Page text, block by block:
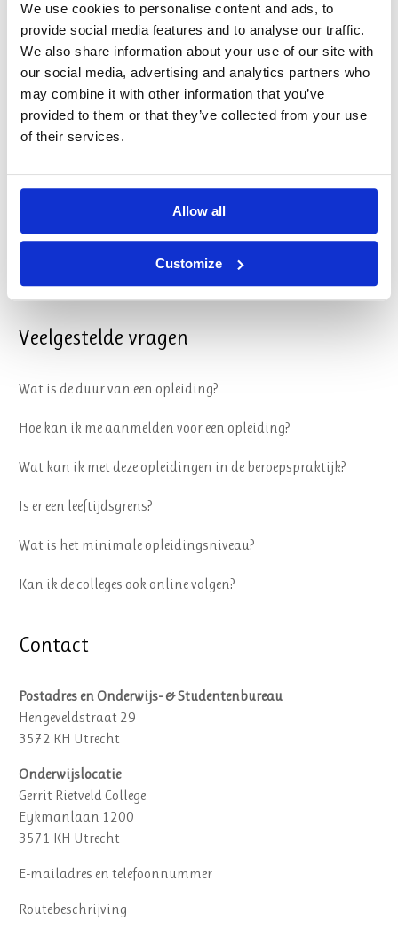
We use cookies to personalise content and ads, to
provide social media features and to analyse our traffic.
We also share information about your use of our site with
our social media, advertising and analytics partners who
may combine it with other information that you’ve
provided to them or that they’ve collected from your use
of their services.
Allow all
Customize
Over ons
Visie & Missie
Organisatie
Sociale veiligheid
Veelgestelde vragen
Wat is de duur van een opleiding?
Hoe kan ik me aanmelden voor een opleiding?
Wat kan ik met deze opleidingen in de beroepspraktijk?
Is er een leeftijdsgrens?
Wat is het minimale opleidingsniveau?
Kan ik de colleges ook online volgen?
Contact
Postadres en Onderwijs- & Studentenbureau
Hengeveldstraat 29
3572 KH Utrecht
Onderwijslocatie
Gerrit Rietveld College
Eykmanlaan 1200
3571 KH Utrecht
E-mailadres en telefoonnummer
Routebeschrijving